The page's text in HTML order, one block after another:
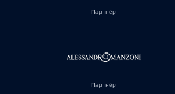
Партнёр
Партнёр